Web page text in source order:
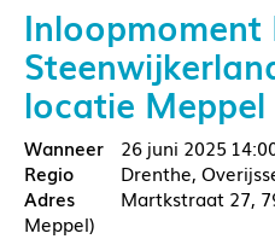
Inloopmoment
locatie Meppel
26 juni 2025
Drenthe,
Martkstraat 27,
Meppel)